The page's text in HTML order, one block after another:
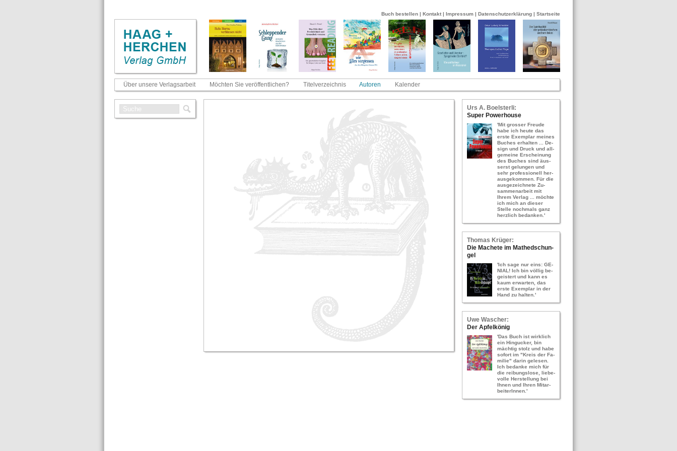
Buch bestellen | Kontakt | Impressum | Datenschutzerklärung | Startseite
Über unsere Verlagsarbeit Möchten Sie veröffentlichen? Titelverzeichnis Autoren Kalender
Urs A. Bo­els­ter­li:
Super Power­hou­se
'Mit gros­ser Freu­de
habe ich heute das
erste Ex­em­plar mei­nes
Bu­ches er­hal­ten ... De­
sign und Druck und all­
ge­mei­ne Er­schei­nung
des Bu­ches sind äus­
serst ge­lun­gen und
sehr pro­fes­sio­nell her­
aus­ge­kom­men. Für die
aus­ge­zeich­ne­te Zu­
sam­men­ar­beit mit
Ihrem Ver­lag ... möch­te
ich mich an die­ser
Stel­le noch­mals ganz
herz­lich be­dan­ken.'
Tho­mas Krü­ger:
Die Ma­che­te im Ma­thed­schun­
gel
'Ich sage nur eins: GE­
NI­AL! Ich bin völ­lig be­
geis­tert und kann es
kaum er­war­ten, das
erste Ex­em­plar in der
Hand zu hal­ten.'
Uwe Wa­scher:
Der Ap­fel­kö­nig
'Das Buch ist wirk­lich
ein Hin­gu­cker, bin
mäch­tig stolz und habe
so­fort im "Kreis der Fa­
mi­lie" darin ge­le­sen.
Ich be­dan­ke mich für
die rei­bungs­lo­se, lie­be­
vol­le Her­stel­lung bei
Ihnen und Ihren Mit­ar­
bei­te­rIn­nen.'